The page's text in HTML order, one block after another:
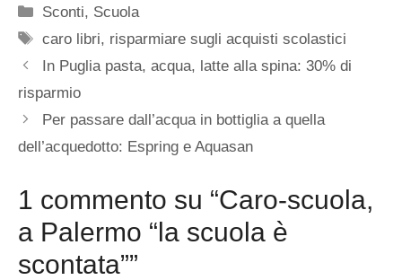
Categorie
Sconti, Scuola
Tag
caro libri, risparmiare sugli acquisti scolastici
In Puglia pasta, acqua, latte alla spina: 30% di
risparmio
Per passare dall’acqua in bottiglia a quella
dell’acquedotto: Espring e Aquasan
1 commento su “Caro-scuola,
a Palermo “la scuola è
scontata””